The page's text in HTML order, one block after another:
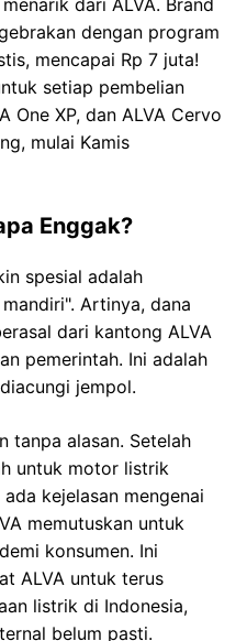
dari ALVA. Brand
dengan program
mencapai Rp 7 juta!
setiap pembelian
One XP, dan ALVA Cervo
mulai Kamis
Enggak?
spesial adalah
Artinya, dana
dari kantong ALVA
pemerintah. Ini adalah
jempol.
tanpa alasan. Setelah
untuk motor listrik
kejelasan mengenai
memutuskan untuk
konsumen. Ini
ALVA untuk terus
listrik di Indonesia,
belum pasti.